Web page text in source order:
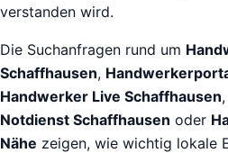
verstanden wird.
Die Suchanfragen rund um
Schaffhausen,
Handwerker Live Schaffhausen,
Notdienst Schaffhausen oder
Nähe zeigen, wie wichtig lokale